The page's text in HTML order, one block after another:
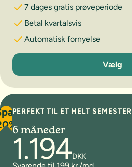
7 dages gratis prøveperiode
Betal kvartalsvis
Automatisk fornyelse
3 måneder
Vælg
PERFEKT TIL ET HELT SEMESTER
6 måneder
1.194DKK